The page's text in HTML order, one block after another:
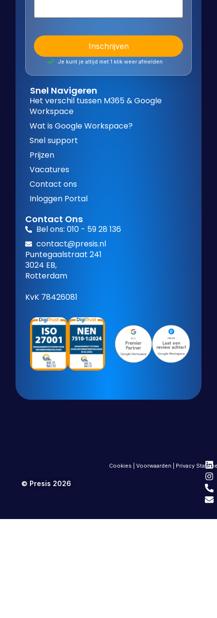
Je kunt je altijd met 1 klik weer afmelden
Snel Navigeren
Het verschil tussen M365 & Google
Workspace
Wat is Google Workspace?
Snel support
Prijzen
Vacatures
Contact ons
Inloggen Portal
Contact Ons
Bel ons: 010 - 59 28 136
contact@presis.nl
Puntegaalstraat 241
3024 EB,
Rotterdam
KvK 78426081
© Presis 2026
Cookies |Voorwaarden Privacy